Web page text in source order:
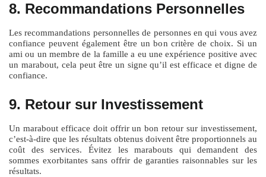
8. Recommandations Personnelles
Les recommandations personnelles de personnes en qui vous avez
confiance peuvent également être un bon critère de choix. Si un
ami ou un membre de la famille a eu une expérience positive avec
un marabout, cela peut être un signe qu’il est efficace et digne de
confiance.
9. Retour sur Investissement
Un marabout efficace doit offrir un bon retour sur investissement,
c’est-à-dire que les résultats obtenus doivent être proportionnels au
coût des services. Évitez les marabouts qui demandent des
sommes exorbitantes sans offrir de garanties raisonnables sur les
résultats.